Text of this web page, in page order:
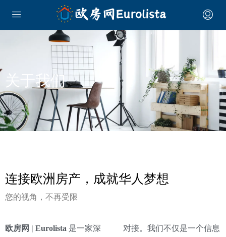
关于我们
连接欧洲房产，成就华人梦想
您的视角，不再受限
欧房网 | Eurolista 是一家深
对接。我们不仅是一个信息